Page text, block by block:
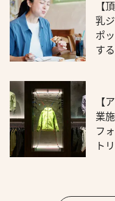
【
乳
ポ
す
【
業
フ
ト